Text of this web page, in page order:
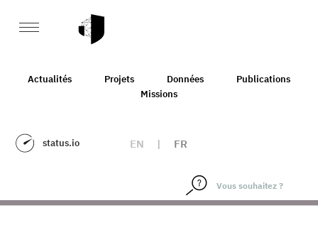
Actualités Projets Données
Publications
Missions
status.io EN | FR